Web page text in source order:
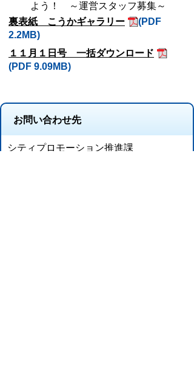
よう！ ～運営スタッフ募集～
裏表紙 こうかギャラリー
(PDF
2.2MB)
１１月１日号 一括ダウンロード
(PDF 9.09MB)
お問い合わせ先
シティプロモーション推進課